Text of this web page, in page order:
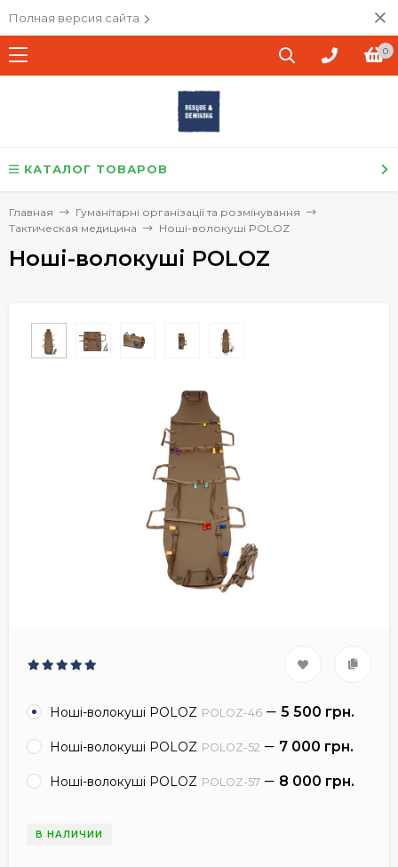
Полная версия сайта
0
КАТАЛОГ ТОВАРОВ
Главная
Гуманітарні організації та розмінування
Тактическая медицина
Ноші-волокуші POLOZ
Ноші-волокуші POLOZ
Ноші-волокуші POLOZ POLOZ-46 5 500 грн.
Ноші-волокуші POLOZ POLOZ-52 7 000 грн.
Ноші-волокуші POLOZ POLOZ-57 8 000 грн.
В НАЛИЧИИ